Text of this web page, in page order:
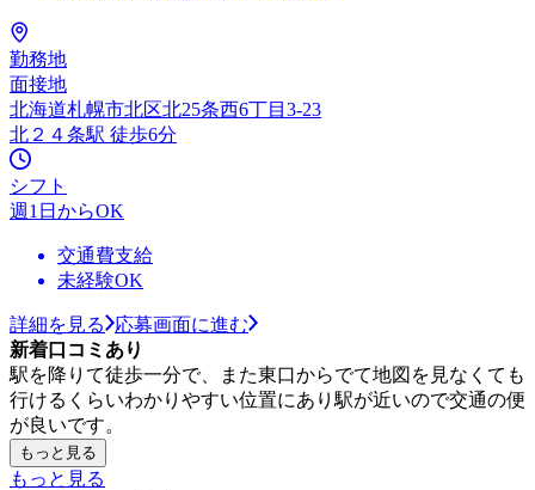
勤務地
面接地
北海道札幌市北区北25条西6丁目3-23
北２４条駅 徒歩6分
シフト
週1日からOK
交通費支給
未経験OK
詳細を見る
応募画面に進む
新着口コミあり
駅を降りて徒歩一分で、また東口からでて地図を見なくても
行けるくらいわかりやすい位置にあり駅が近いので交通の便
が良いです。
もっと見る
もっと見る